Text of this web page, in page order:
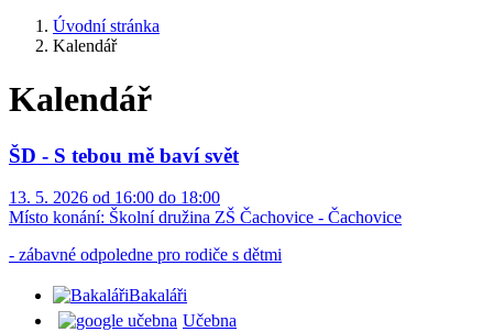
Úvodní stránka
Kalendář
Kalendář
ŠD - S tebou mě baví svět
13. 5. 2026 od 16:00 do 18:00
Místo konání: Školní družina ZŠ Čachovice - Čachovice
- zábavné odpoledne pro rodiče s dětmi
Bakaláři
Učebna